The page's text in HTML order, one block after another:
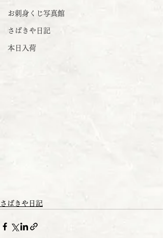
お刺身くじ写真館
さばきや日記
本日入荷
さばきや日記